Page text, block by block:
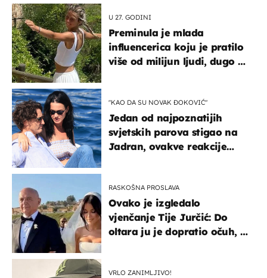
U 27. GODINI
Preminula je mlada
influencerica koju je pratilo
više od milijun ljudi, dugo se
"KAO DA SU NOVAK ĐOKOVIĆ"
Jedan od najpoznatijih
svjetskih parova stigao na
Jadran, ovakve reakcije
RASKOŠNA PROSLAVA
Ovako je izgledalo
vjenčanje Tije Jurčić: Do
oltara ju je dopratio očuh, a
VRLO ZANIMLJIVO!